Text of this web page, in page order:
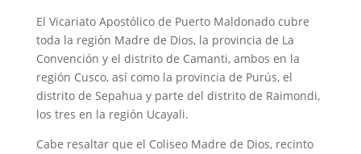
El Vicariato Apostólico de Puerto Maldonado cubre
toda la región Madre de Dios, la provincia de La
Convención y el distrito de Camanti, ambos en la
región Cusco, así como la provincia de Purús, el
distrito de Sepahua y parte del distrito de Raimondi,
los tres en la región Ucayali.
Cabe resaltar que el Coliseo Madre de Dios, recinto